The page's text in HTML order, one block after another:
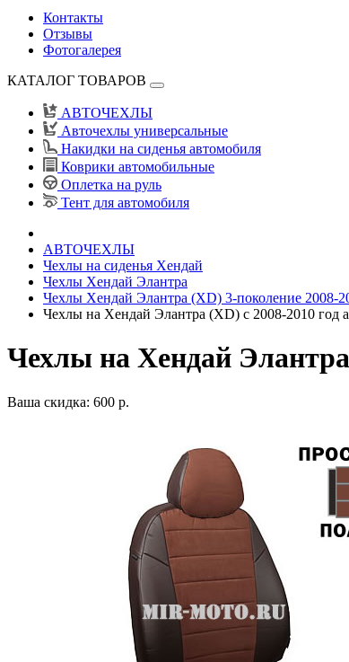
Контакты
Отзывы
Фотогалерея
КАТАЛОГ ТОВАРОВ
АВТОЧЕХЛЫ
Авточехлы универсальные
Накидки на сиденья автомобиля
Коврики автомобильные
Оплетка на руль
Тент для автомобиля
АВТОЧЕХЛЫ
Чехлы на сиденья Хендай
Чехлы Хендай Элантра
Чехлы Хендай Элантра (XD) 3-поколение 2008-
Чехлы на Хендай Элантра (XD) с 2008-2010 год
Чехлы на Хендай
Ваша скидка: 600 р.